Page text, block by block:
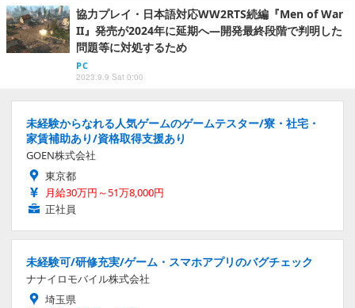
協力プレイ・日本語対応WW2RTS続編『Men of War
II』発売が2024年に延期へ―開発最終段階で判明した
問題等に対処するため
PC
2023.9.9 Sat 0:00
未経験からなれる人気ゲームのゲームテスター/寮・社宅・
家賃補助あり/資格取得支援あり
GOEN株式会社
東京都
月給30万円～51万8,000円
正社員
未経験可/研修充実/ゲーム・スマホアプリのバグチェック
ナナイロモバイル株式会社
埼玉県